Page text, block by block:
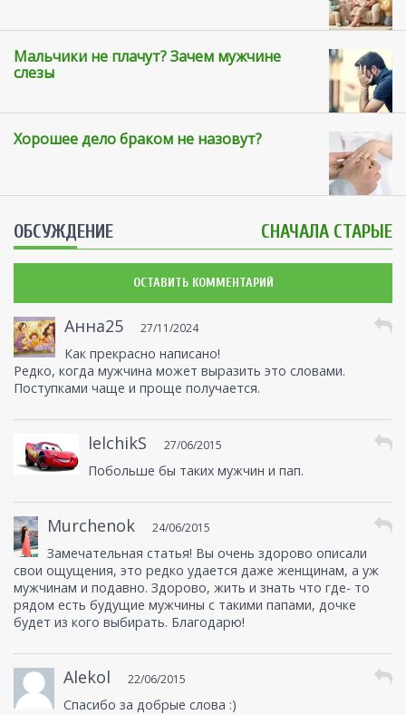
Мальчики не плачут? Зачем мужчине
слезы
Хорошее дело браком не назовут?
ОБСУЖДЕНИЕ СНАЧАЛА СТАРЫЕ
ОСТАВИТЬ КОММЕНТАРИЙ
Анна25 27/11/2024
Как прекрасно написано!
Редко, когда мужчина может выразить это словами.
Поступками чаще и проще получается.
lelchikS 27/06/2015
Побольше бы таких мужчин и пап.
Murchenok 24/06/2015
Замечательная статья! Вы очень здорово описали
свои ощущения, это редко удается даже женщинам, а уж
мужчинам и подавно. Здорово, жить и знать что где- то
рядом есть будущие мужчины с такими папами, дочке
будет из кого выбирать. Благодарю!
Alekol 22/06/2015
Спасибо за добрые слова :)